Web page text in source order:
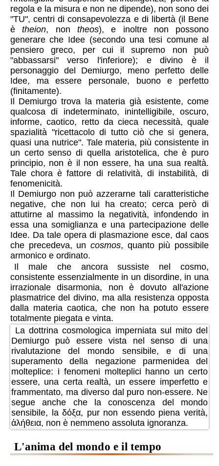
regola e la misura e non ne dipende), non sono dei
"TU", centri di consapevolezza e di libertà (il Bene
ètheion, non theos), e inoltre non possono
generare che Idee (secondo una tesi comune al
pensiero greco, per cui il supremo non può
"abbassarsi" verso l'inferiore); e divino è il
personaggio del Demiurgo, meno perfetto delle
Idee, ma essere personale, buono e perfetto
(finitamente).
Il Demiurgo trova la materia già esistente, come
qualcosa di indeterminato, inintelligibile, oscuro,
informe, caotico, retto da cieca necessità, quale
spazialità "ricettacolo di tutto ciò che si genera,
quasi una nutrice". Tale materia, più consistente in
un certo senso di quella aristotelica, che è puro
principio, non è il non essere, ha una sua realtà.
Tale chora è fattore di relatività, di instabilità, di
fenomenicità.
Il Demiurgo non può azzerarne tali caratteristiche
negative, che non lui ha creato; cerca però di
attutirne al massimo la negatività, infondendo in
essa una somiglianza e una partecipazione delle
Idee. Da tale opera di plasmazione esce, dal caos
che precedeva, un cosmos, quanto più possibile
armonico e ordinato.
Il male che ancora sussiste nel cosmo,
consistente essenzialmente in un disordine, in una
irrazionale disarmonia, non è dovuto all'azione
plasmatrice del divino, ma alla resistenza opposta
dalla materia caotica, che non ha potuto essere
totalmente piegata e vinta.
La dottrina cosmologica imperniata sul mito del
Demiurgo può essere vista nel senso di una
rivalutazione del mondo sensibile, e di una
superamento della negazione parmenidea del
molteplice: i fenomeni molteplici hanno un certo
essere, una certa realtà, un essere imperfetto e
frammentato, ma diverso dal puro non-essere. Ne
segue anche che la conoscenza del mondo
sensibile, laδόξα, pur non essendo piena verità,
ἀλήθεια, non è nemmeno assoluta ignoranza.
l'anima del mondo e il tempo